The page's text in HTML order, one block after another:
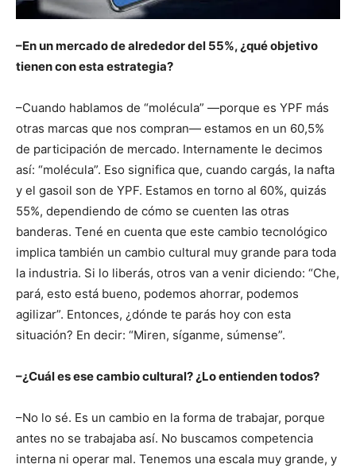
–En un mercado de alrededor del 55%, ¿qué objetivo
tienen con esta estrategia?
–Cuando hablamos de “molécula” —porque es YPF más
otras marcas que nos compran— estamos en un 60,5%
de participación de mercado. Internamente le decimos
así: “molécula”. Eso significa que, cuando cargás, la nafta
y el gasoil son de YPF. Estamos en torno al 60%, quizás
55%, dependiendo de cómo se cuenten las otras
banderas. Tené en cuenta que este cambio tecnológico
implica también un cambio cultural muy grande para toda
la industria. Si lo liberás, otros van a venir diciendo: “Che,
pará, esto está bueno, podemos ahorrar, podemos
agilizar”. Entonces, ¿dónde te parás hoy con esta
situación? En decir: “Miren, síganme, súmense”.
–¿Cuál es ese cambio cultural? ¿Lo entienden todos?
–No lo sé. Es un cambio en la forma de trabajar, porque
antes no se trabajaba así. No buscamos competencia
interna ni operar mal. Tenemos una escala muy grande, y